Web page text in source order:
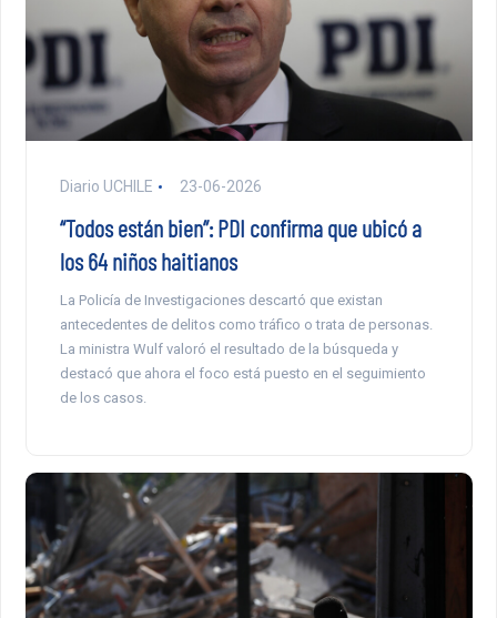
Diario UCHILE 23-06-2026
“Todos están bien”: PDI confirma que ubicó a
los 64 niños haitianos
La Policía de Investigaciones descartó que existan
antecedentes de delitos como tráfico o trata de personas.
La ministra Wulf valoró el resultado de la búsqueda y
destacó que ahora el foco está puesto en el seguimiento
de los casos.